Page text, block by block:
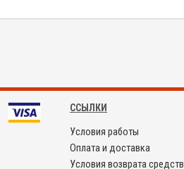
ССЫЛКИ
Условия работы
Оплата и доставка
Условия возврата средств